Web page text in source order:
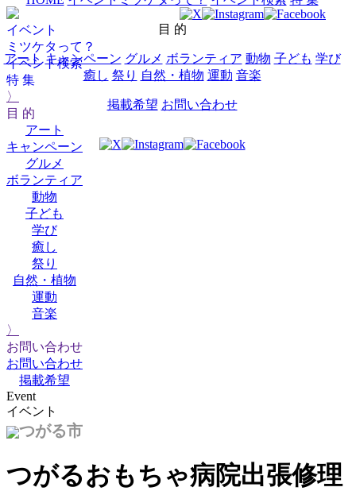
イベント
ミツケタって？
イベント検索
特 集
〉
目 的
アート
キャンペーン
グルメ
ボランティア
動物
子ども
学び
癒し
祭り
自然・植物
運動
音楽
〉
お問い合わせ
お問い合わせ
掲載希望
目 的
アート キャンペーン グルメ ボランティア 動物 子ども 学び
癒し 祭り 自然・植物 運動 音楽
掲載希望 お問い合わせ
Event
イベント
つがる市
つがるおもちゃ病院出張修理